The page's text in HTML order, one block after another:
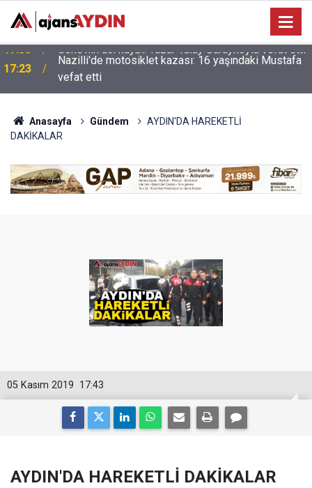
17:23
Nazilli'de motosiklet kazası: 16 yaşındaki Mustafa
vefat etti
Anasayfa Gündem
AYDIN'DA HAREKETLİ
DAKİKALAR
17:43
05 Kasım 2019
AYDIN'DA HAREKETLİ DAKİKALAR